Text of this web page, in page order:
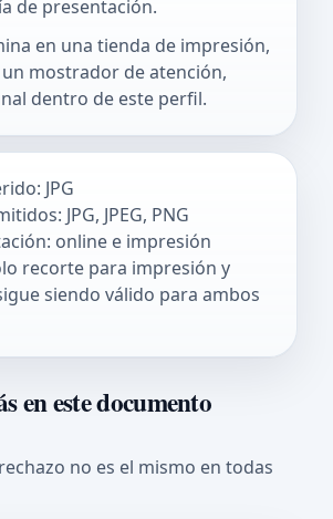
de presentación.
en una tienda de impresión,
mostrador de atención,
dentro de este perfil.
JPG
JPG, JPEG, PNG
online e impresión
recorte para impresión y
siendo válido para ambos
en este documento
no es el mismo en todas